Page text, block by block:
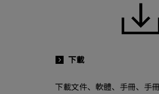
下載
下載文件、軟體、手冊、手